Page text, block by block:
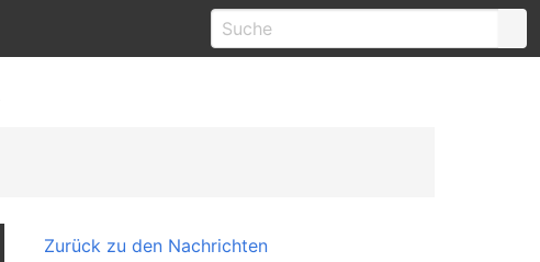
Zurück zu den Nachrichten